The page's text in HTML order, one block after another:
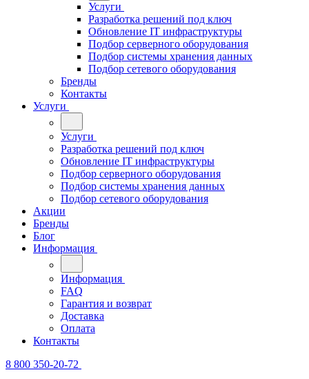
Услуги
Разработка решений под ключ
Обновление IT инфраструктуры
Подбор серверного оборудования
Подбор системы хранения данных
Подбор сетевого оборудования
Бренды
Контакты
Услуги
Услуги
Разработка решений под ключ
Обновление IT инфраструктуры
Подбор серверного оборудования
Подбор системы хранения данных
Подбор сетевого оборудования
Акции
Бренды
Блог
Информация
Информация
FAQ
Гарантия и возврат
Доставка
Оплата
Контакты
8 800 350-20-72